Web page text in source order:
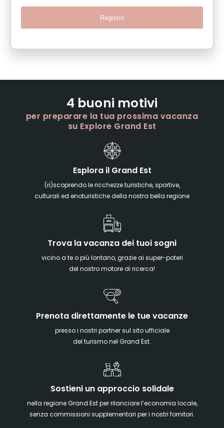
Registro
4 buoni motivi
per preparare la tua prossima vacanza
su Explore Grand Est
Esplora il Grand Est
(ri)scoprendo le ricchezze turistiche, sportive,
culturali ed enoturistiche della nostra bella regione
Trova la vacanza dei tuoi sogni
vicino a te o più lontano, grazie ai super-poteri
del nostro motore di ricerca!
Prenota direttamente le tue vacanze
presso i nostri partner sul sito ufficiale
del turismo nel Grand Est.
Sostieni un approccio solidale
nella regione Grand Est per rilanciare l’economia locale,
senza commissioni supplementari per i nostri fornitori.